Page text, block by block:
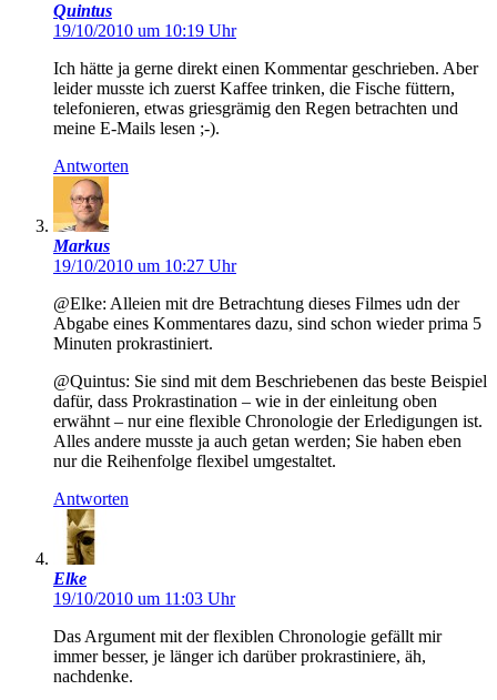
Quintus
19/10/2010 um 10:19 Uhr
Ich hätte ja gerne direkt einen Kommentar geschrieben. Aber
leider musste ich zuerst Kaffee trinken, die Fische füttern,
telefonieren, etwas griesgrämig den Regen betrachten und
meine E-Mails lesen ;-).
Antworten
Markus
19/10/2010 um 10:27 Uhr
@Elke: Alleien mit dre Betrachtung dieses Filmes udn der
Abgabe eines Kommentares dazu, sind schon wieder prima 5
Minuten prokrastiniert.
@Quintus: Sie sind mit dem Beschriebenen das beste Beispiel
dafür, dass Prokrastination – wie in der einleitung oben
erwähnt – nur eine flexible Chronologie der Erledigungen ist.
Alles andere musste ja auch getan werden; Sie haben eben
nur die Reihenfolge flexibel umgestaltet.
Antworten
Elke
19/10/2010 um 11:03 Uhr
Das Argument mit der flexiblen Chronologie gefällt mir
immer besser, je länger ich darüber prokrastiniere, äh,
nachdenke.